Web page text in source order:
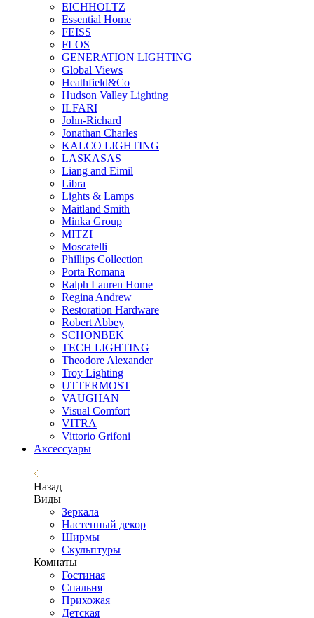
EICHHOLTZ
Essential Home
FEISS
FLOS
GENERATION LIGHTING
Global Views
Heathfield&Co
Hudson Valley Lighting
ILFARI
John-Richard
Jonathan Charles
KALCO LIGHTING
LASKASAS
Liang and Eimil
Libra
Lights & Lamps
Maitland Smith
Minka Group
MITZI
Moscatelli
Phillips Collection
Porta Romana
Ralph Lauren Home
Regina Andrew
Restoration Hardware
Robert Abbey
SCHONBEK
TECH LIGHTING
Theodore Alexander
Troy Lighting
UTTERMOST
VAUGHAN
Visual Comfort
VITRA
Vittorio Grifoni
Аксессуары
Назад
Виды
Зеркала
Настенный декор
Ширмы
Скульптуры
Комнаты
Гостиная
Спальня
Прихожая
Детская